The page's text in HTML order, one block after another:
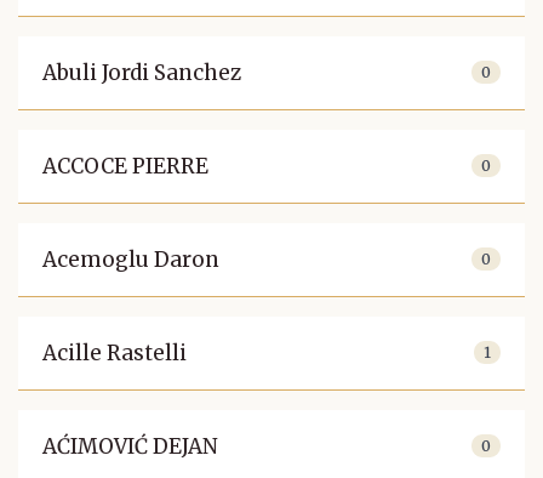
Abuli Jordi Sanchez 0
ACCOCE PIERRE 0
Acemoglu Daron 0
Acille Rastelli 1
AĆIMOVIĆ DEJAN 0